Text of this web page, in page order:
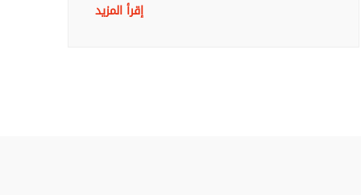
إقرأ المزيد